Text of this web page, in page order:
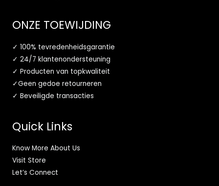
ONZE TOEWIJDING
✓ 100% tevredenheidsgarantie
✓ 24/7 klantenondersteuning
✓ Producten van topkwaliteit
✓Geen gedoe retourneren
✓ Beveiligde transacties
Quick Links
Know More About Us
Visit Store
Let’s Connect